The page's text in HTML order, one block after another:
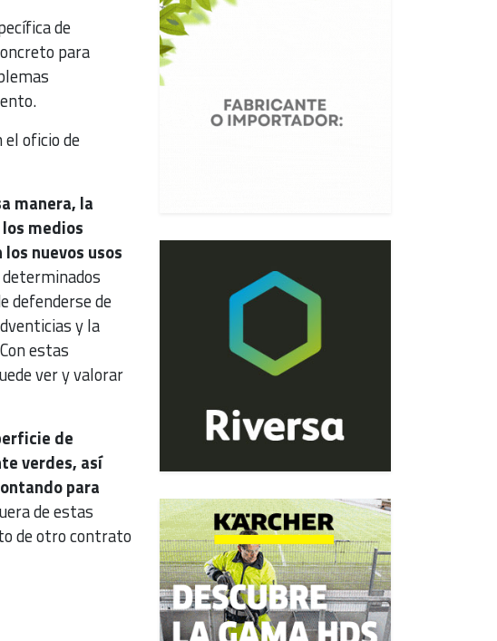
de
para
oficio de
manera, la
medios
nuevos usos
defenderse de
y la
estas
ver y valorar
de
verdes, así
para
de estas
de otro contrato